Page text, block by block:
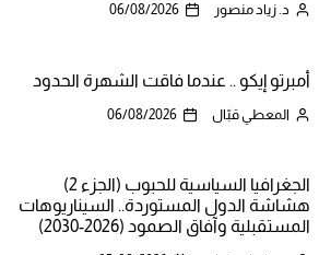
د. زياد منصور 06/08/2026
أمبرتو إيكو .. عندما فاقت الشهرة الحدود
المعطي قبّال 06/08/2026
الجغرافيا السياسية للحبوب (الجزء 2)
هشاشة الدول المستوردة.. السيناريوهات
المستقبلية وآفاق الصمود (2026-2030)